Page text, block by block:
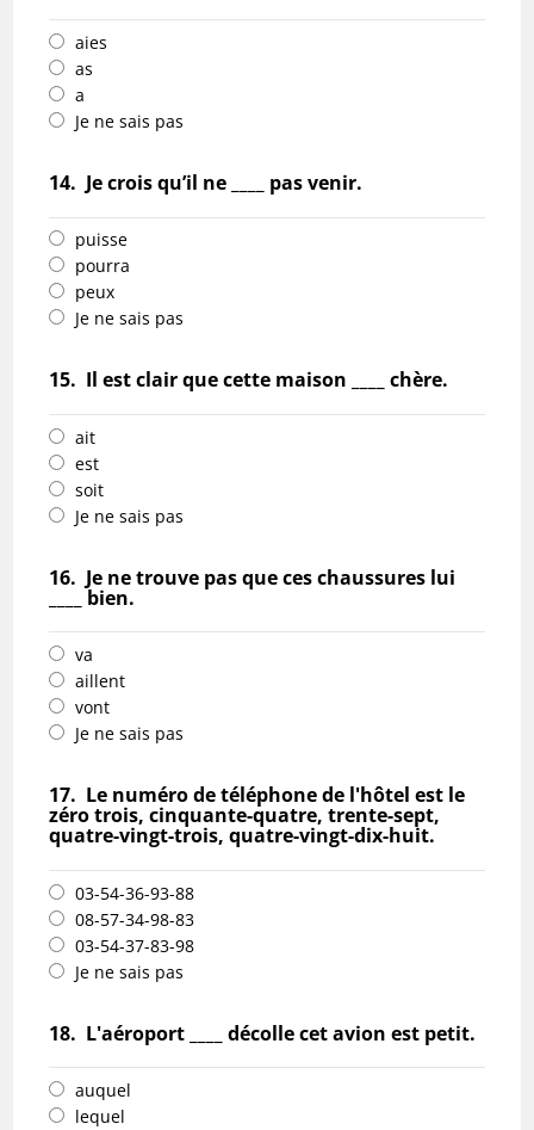
aies
as
a
Je ne sais pas
14. Je crois qu’il ne ____ pas venir.
puisse
pourra
peux
Je ne sais pas
15. Il est clair que cette maison ____ chère.
ait
est
soit
Je ne sais pas
16. Je ne trouve pas que ces chaussures lui
____ bien.
va
aillent
vont
Je ne sais pas
17. Le numéro de téléphone de l'hôtel est le
zéro trois, cinquante-quatre, trente-sept,
quatre-vingt-trois, quatre-vingt-dix-huit.
03-54-36-93-88
08-57-34-98-83
03-54-37-83-98
Je ne sais pas
18. L'aéroport ____ décolle cet avion est petit.
auquel
lequel